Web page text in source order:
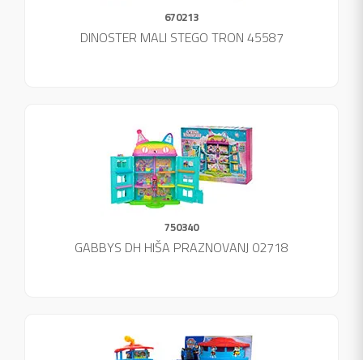
670213
DINOSTER MALI STEGO TRON 45587
750340
GABBYS DH HIŠA PRAZNOVANJ 02718